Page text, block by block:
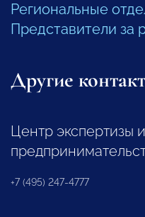
Региональные
Представители за
Другие
Центр экспертизы
+7 (495) 247-4777